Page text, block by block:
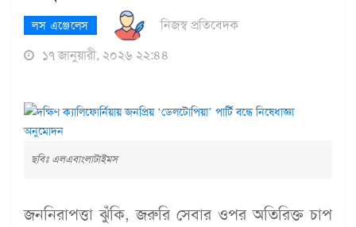
লস এঞ্জেলেস
নিজস্ব প্রতিবেদক
১৭ জানুয়ারী, ২০২৬ ২২:৪৪
ছবিঃ এলএবাংলাটাইমস
জননিরাপত্তা ঝুঁকি, জরুরি সেবার ওপর অতিরিক্ত চাপ